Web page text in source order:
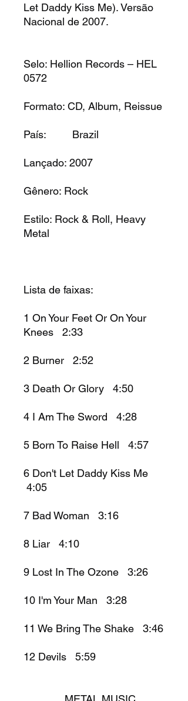
Let Daddy Kiss Me). Versão
Nacional de 2007.
Selo: Hellion Records – HEL
0572
Formato: CD, Album, Reissue
País: Brazil
Lançado: 2007
Gênero: Rock
Estilo: Rock & Roll, Heavy
Metal
Lista de faixas:
1 On Your Feet Or On Your
Knees 2:33
2 Burner 2:52
3 Death Or Glory 4:50
4 I Am The Sword 4:28
5 Born To Raise Hell 4:57
6 Don't Let Daddy Kiss Me
4:05
7 Bad Woman 3:16
8 Liar 4:10
9 Lost In The Ozone 3:26
10 I'm Your Man 3:28
11 We Bring The Shake 3:46
12 Devils 5:59